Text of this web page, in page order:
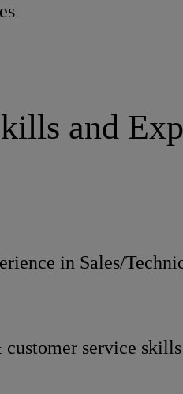
and
in Sales/
service skills